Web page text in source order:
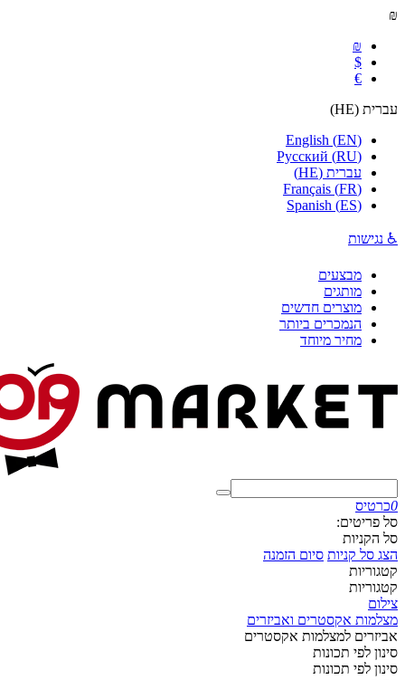
₪
₪
$
€
עברית (
HE
)
English (EN)
Русский (RU)
עברית (
HE
)
Français (FR)
Spanish (ES)
♿ נגישות
מבצעים
מותגים
מוצרים חדשים
הנמכרים ביותר
מחיר מיוחד
0כרטיס
סל פריטים:
סל הקניות
הצג סל קניות סיום הזמנה
קטגוריות
קטגוריות
צילום
מצלמות אקסטרים ואביזרים
אביזרים למצלמות אקסטרים
סינון לפי תכונות
סינון לפי תכונות